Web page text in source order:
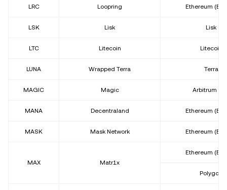
LRC Loopring Ethereum
LSK Lisk Lisk
LTC Litecoin Litecoin
LUNA Wrapped Terra Terra
MAGIC Magic Arbitrum
MANA Decentraland Ethereum
MASK Mask Network Ethereum
MAX Matr1x
Ethereum
Polygon